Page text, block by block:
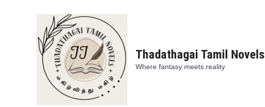
Thadathagai Tamil Novels
Where fantasy meets reality